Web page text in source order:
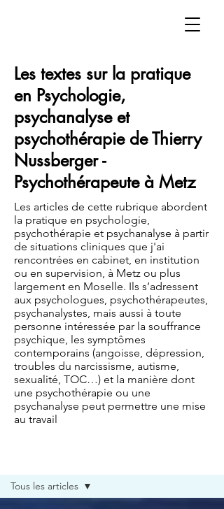
Les textes sur la pratique
en Psychologie,
psychanalyse et
psychothérapie de Thierry
Nussberger -
Psychothérapeute à Metz
Les articles de cette rubrique abordent
la pratique en psychologie,
psychothérapie et psychanalyse à partir
de situations cliniques que j'ai
rencontrées en cabinet, en institution
ou en supervision, à Metz ou plus
largement en Moselle. Ils s’adressent
aux psychologues, psychothérapeutes,
psychanalystes, mais aussi à toute
personne intéressée par la souffrance
psychique, les symptômes
contemporains (angoisse, dépression,
troubles du narcissisme, autisme,
sexualité, TOC…) et la manière dont
une psychothérapie ou une
psychanalyse peut permettre une mise
au travail
Tous les articles